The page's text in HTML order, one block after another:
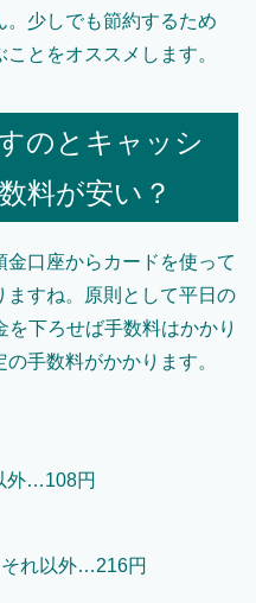
少しでも節約するため
とをオススメします。
のとキャッシ
料が安い？
口座からカードを使って
ますね。原則として平日の
下ろせば手数料はかかり
手数料がかかります。
外…108円
れ以外…216円